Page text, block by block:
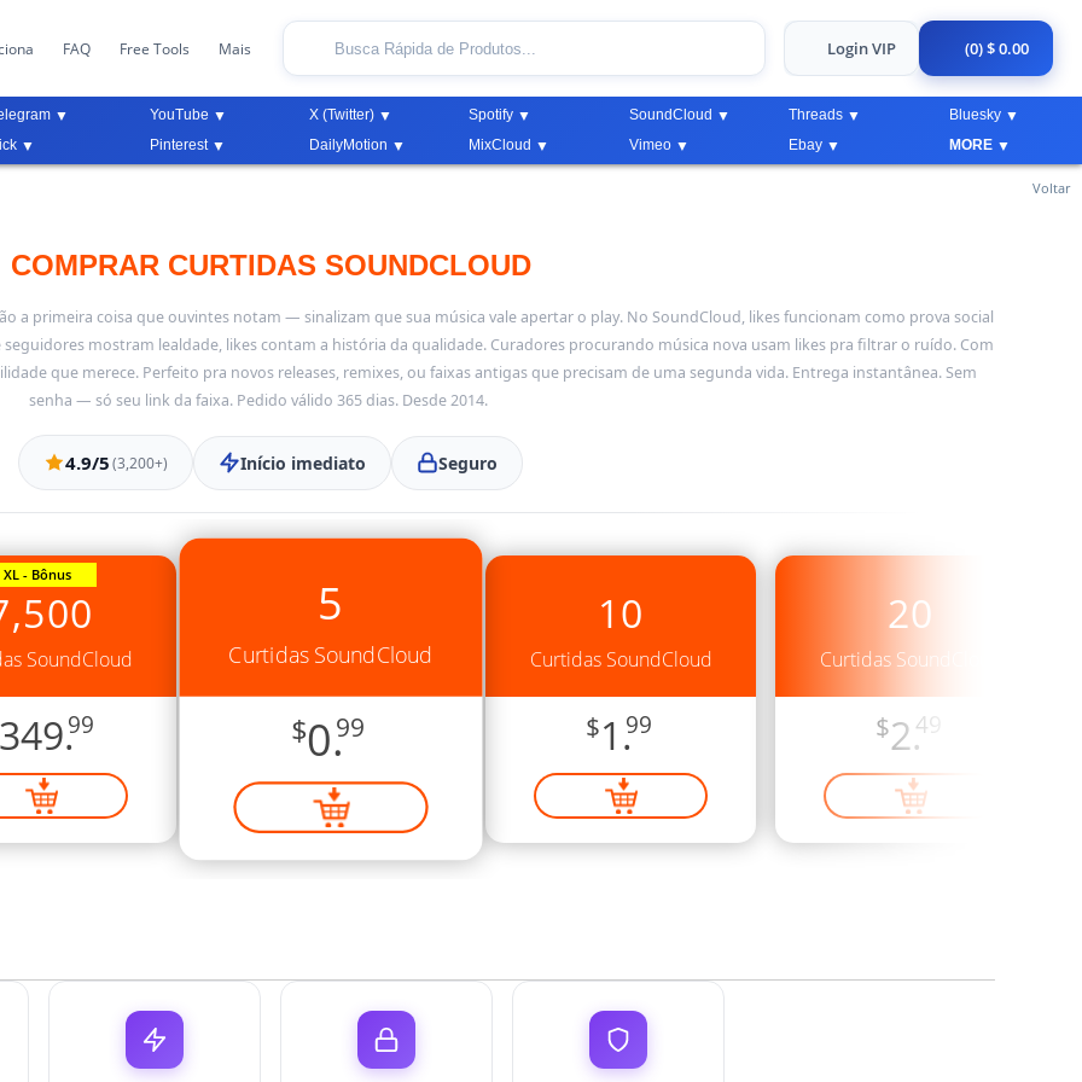
FAQ Free Tools Mais Login VIP (0) $ 0.00
YouTube X (Twitter) Spotify SoundCloud Threads
Bluesky
Pinterest DailyMotion MixCloud Vimeo Ebay MORE
Voltar
COMPRAR CURTIDAS SOUNDCLOUD
a primeira coisa que ouvintes notam — sinalizam que sua música vale apertar o play. No SoundCloud, likes funcionam como prova social
mostram lealdade, likes contam a história da qualidade. Curadores procurando música nova usam likes pra filtrar o ruído. Com
que merece. Perfeito pra novos releases, remixes, ou faixas antigas que precisam de uma segunda vida. Entrega instantânea. Sem
senha — só seu link da faixa. Pedido válido 365 dias. Desde 2014.
4.9/5(3,200+) Início imediato Seguro
XL - Bônus
SoundCloud
349.99
5
Curtidas SoundCloud
$0.99
10
Curtidas SoundCloud
$1.99
20
Curtidas SoundCloud
$2.49